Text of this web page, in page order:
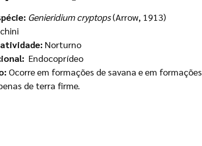
Genieridium cryptops(Arrow, 1913)
Norturno
Endocoprídeo
Ocorre em formações de savana e em formações
de terra firme.